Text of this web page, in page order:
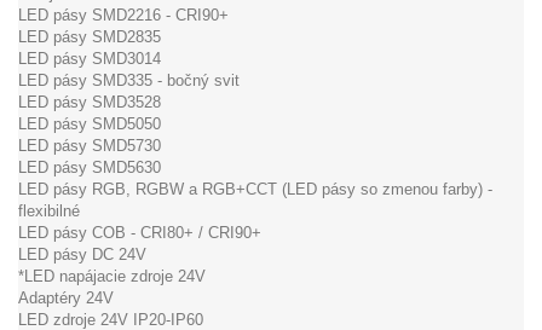
LED pásy SMD2216 - CRI90+
LED pásy SMD2835
LED pásy SMD3014
LED pásy SMD335 - bočný svit
LED pásy SMD3528
LED pásy SMD5050
LED pásy SMD5730
LED pásy SMD5630
LED pásy RGB, RGBW a RGB+CCT (LED pásy so zmenou farby) -
flexibilné
LED pásy COB - CRI80+ / CRI90+
LED pásy DC 24V
*LED napájacie zdroje 24V
Adaptéry 24V
LED zdroje 24V IP20-IP60